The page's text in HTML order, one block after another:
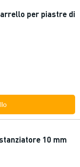
per piastre di
10 mm